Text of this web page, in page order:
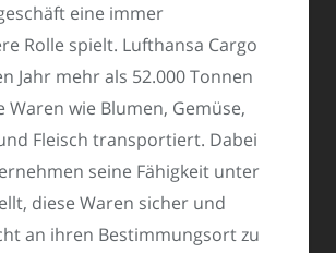
eine immer
Rolle spielt. Lufthansa Cargo
Jahr mehr als 52.000 Tonnen
Waren wie Blumen, Gemüse,
Fleisch transportiert. Dabei
seine Fähigkeit unter
diese Waren sicher und
an ihren Bestimmungsort zu